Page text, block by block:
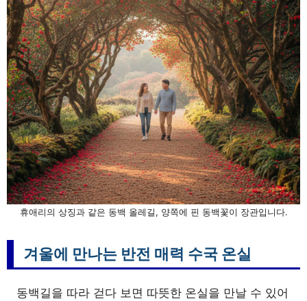
휴애리의 상징과 같은 동백 올레길, 양쪽에 핀 동백꽃이 장관입니다.
겨울에 만나는 반전 매력 수국 온실
동백길을 따라 걷다 보면 따뜻한 온실을 만날 수 있어